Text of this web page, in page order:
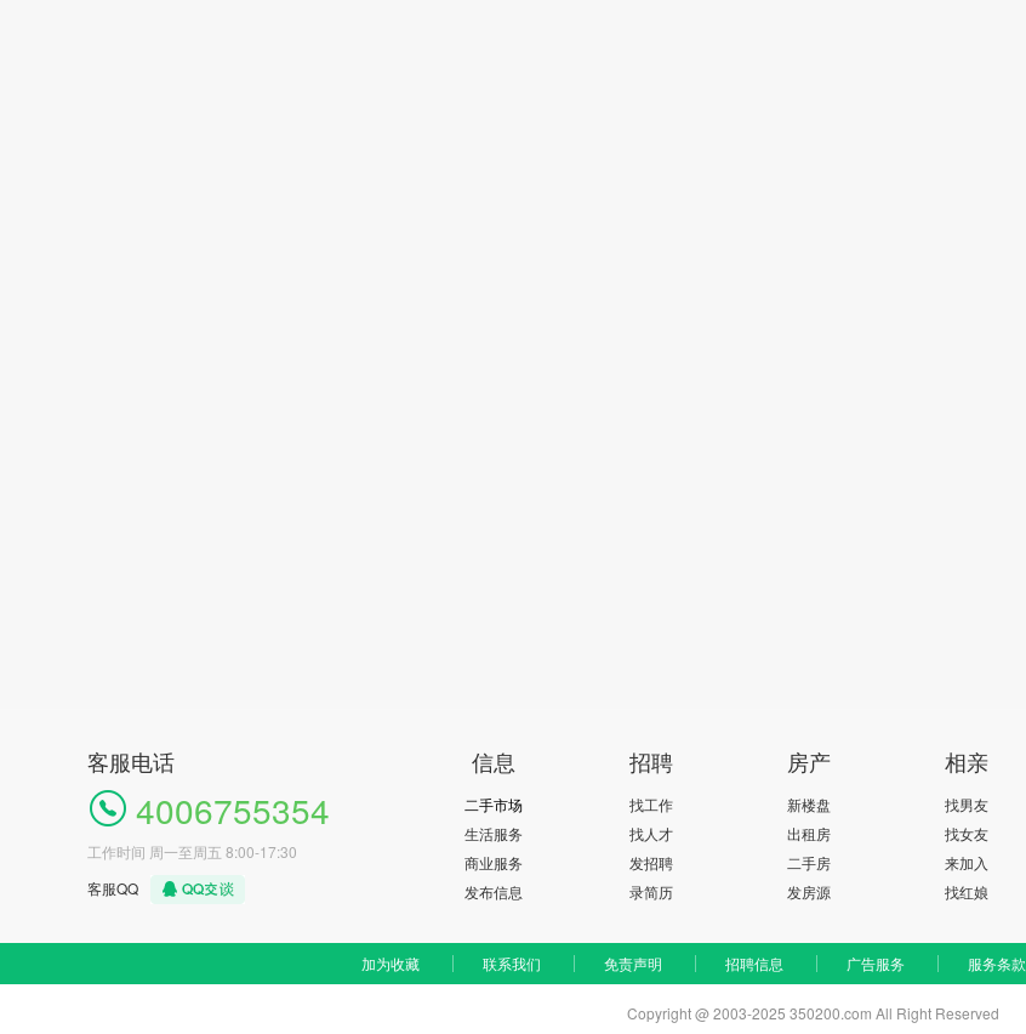
客服电话
4006755354
工作时间 周一至周五 8:00-17:30
客服QQ
信息
二手市场
生活服务
商业服务
发布信息
招聘
找工作
找人才
发招聘
录简历
房产
新楼盘
出租房
二手房
发房源
相亲
找男友
找女友
来加入
找红娘
加为收藏 联系我们 免责声明 招聘信息 广告服务 服务条款
Copyright @ 2003-2025 350200.com All Right Reserved